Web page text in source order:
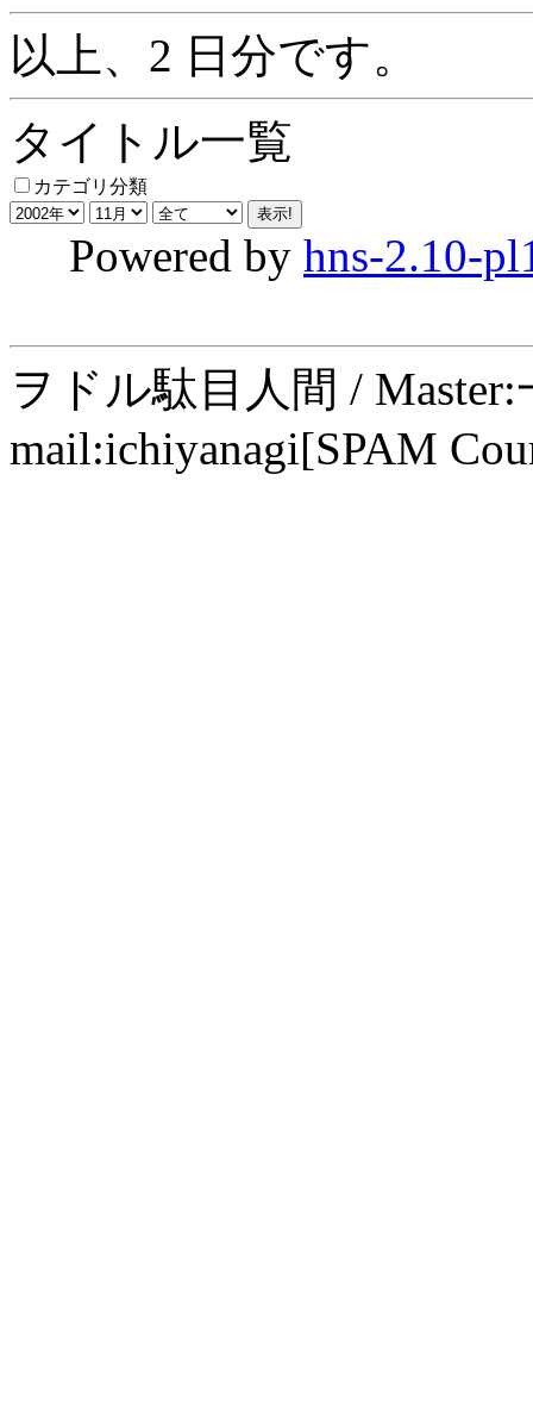
以上、2 日分です。
タイトル一覧
カテゴリ分類
Powered by hns-2.10-
ヲドル駄目人間 /
mail:ichiyanagi[SPAM